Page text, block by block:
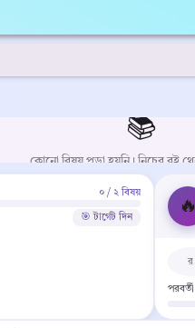
in Bangla
📚
কোনো বিষয় পড়া হয়নি। নিচের বই
০ / ২ বিষয়
🎯 টার্গেট দিন
🔥
র